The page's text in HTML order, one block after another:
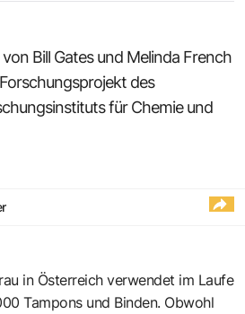
Bill Gates und Melinda French
des
für Chemie und
in Österreich verwendet im Laufe
Tampons und Binden. Obwohl